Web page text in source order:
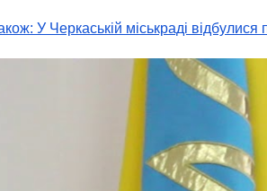
У Черкаській міськраді